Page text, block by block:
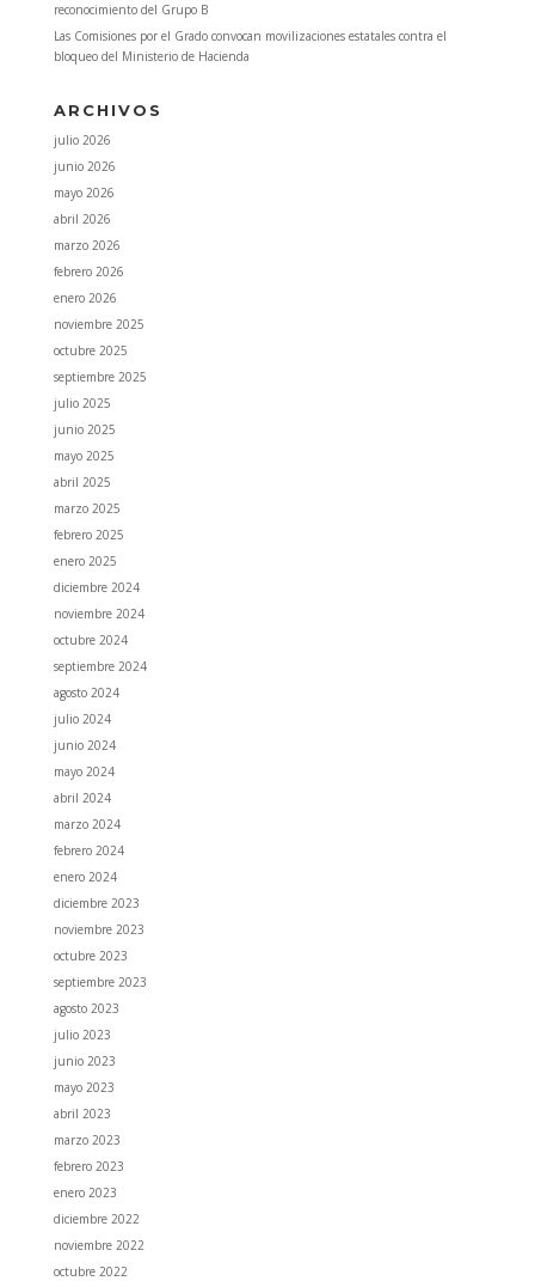
reconocimiento del Grupo B
Las Comisiones por el Grado convocan movilizaciones estatales contra el
bloqueo del Ministerio de Hacienda
ARCHIVOS
julio 2026
junio 2026
mayo 2026
abril 2026
marzo 2026
febrero 2026
enero 2026
noviembre 2025
octubre 2025
septiembre 2025
julio 2025
junio 2025
mayo 2025
abril 2025
marzo 2025
febrero 2025
enero 2025
diciembre 2024
noviembre 2024
octubre 2024
septiembre 2024
agosto 2024
julio 2024
junio 2024
mayo 2024
abril 2024
marzo 2024
febrero 2024
enero 2024
diciembre 2023
noviembre 2023
octubre 2023
septiembre 2023
agosto 2023
julio 2023
junio 2023
mayo 2023
abril 2023
marzo 2023
febrero 2023
enero 2023
diciembre 2022
noviembre 2022
octubre 2022